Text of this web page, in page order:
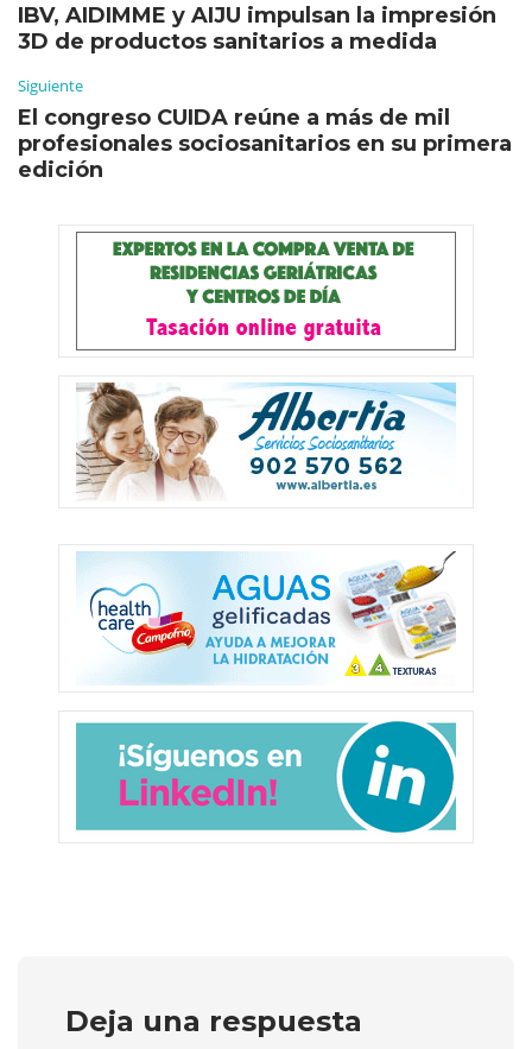
IBV, AIDIMME y AIJU impulsan la impresión
3D de productos sanitarios a medida
Siguiente
El congreso CUIDA reúne a más de mil
profesionales sociosanitarios en su primera
edición
Deja una respuesta